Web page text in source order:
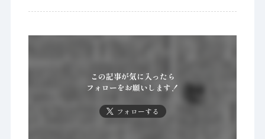
この記事が気に入ったら
フォローをお願いします！
フォローする